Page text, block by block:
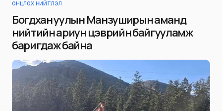
ОНЦЛОХ НИЙТЛЭЛ
Богдхан уулын Манзуширын аманд
нийтийн ариун цэврийн байгууламж
баригдаж байна